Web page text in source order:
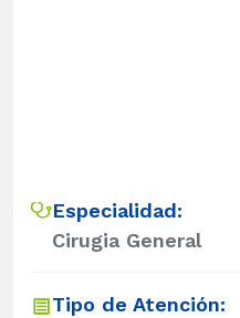
Especialidad:
Cirugia General
Tipo de Atención: